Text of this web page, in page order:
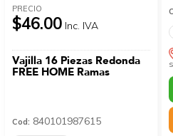
PRECIO
$46.00 Inc. IVA
Vajilla 16 Piezas Redonda
FREE HOME Ramas
Cod: 840101987615